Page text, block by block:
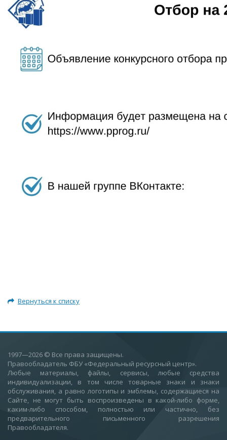
Вернуться к списку
1997—2026 © Все права защищены.
Правообладатель ФБУ «Федеральный ресурсный центр».
Любые материалы, файлы, сервисы, любые средства
индивидуализации, в том числе товарные знаки и знаки
обслуживания, а равно логотипы и эмблемы, содержащиеся на
Сайте, не могут быть воспроизведены в какой-либо форме,
каким-либо способом, полностью или частично, без
предварительного письменного разрешения
Правообладателя.